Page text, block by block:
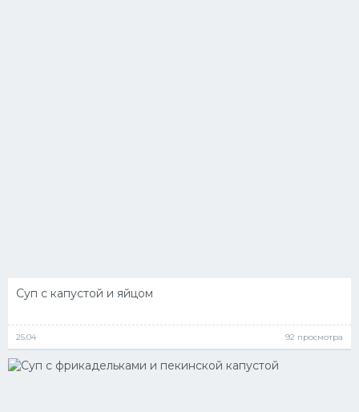
Суп с капустой и яйцом
25.04 92 просмотра